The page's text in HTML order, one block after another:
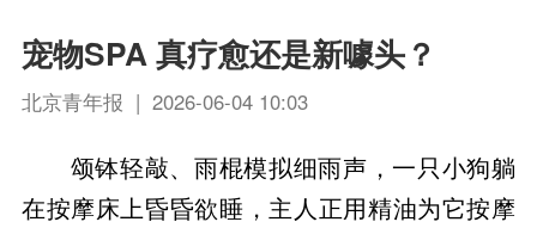
宠物SPA 真疗愈还是新噱头？
北京青年报 | 2026-06-04 10:03
颂钵轻敲、雨棍模拟细雨声，一只小狗躺
在按摩床上昏昏欲睡，主人正用精油为它按摩